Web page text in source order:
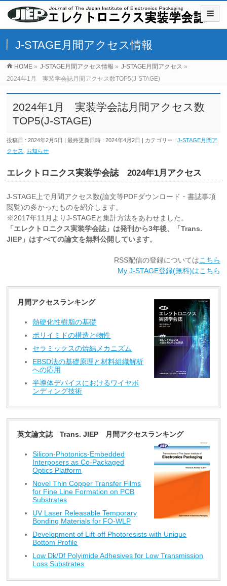
J-STAGE月間アクセス情報
HOME » J-STAGE月間アクセス情報 » J-STAGE月間アクセス »
2024年1月 実装学会誌月間アクセス数TOP5(J-STAGE)
2024年1月 実装学会誌月間アクセス数
TOP5(J-STAGE)
投稿日 : 2024年2月5日 最終更新日時 : 2024年4月2日 カテゴリー :J-STAGE月間ア
クセス
お知らせ
エレクトロニクス実装学会誌 2024年1月アクセス
J-STAGE上で月間アクセス数(論文等PDFダウンロード・書誌事項
閲覧)の多かったものを紹介します。
※2017年11月よりJ-STAGEと集計方法をあわせました。
「エレクトロニクス実装学会誌」は発刊から3年後、「Trans.
JIEP」はすべての論文を無料公開しています。
RSS配信の登録についてはこちら
My J-STAGE登録(無料)はこちら
月間アクセスランキング
熱硬化性樹脂の基礎
ポリイミドの構造と物性
セラミックスの焼結メカニズム
EBSD法の基礎原理と材料組織解析
への応用
半導体デバイスにおけるワイヤボ
ンディング技術
英文論文誌 Trans. JIEP 月間アクセスランキング
Silicon-Photonics-Embedded
Interposers as Co-Packaged
Optics Platform
Novel Thin Copper Transfer Films
for Fine Line Formation on PCB
Substrates
UV Laser Releasable Temporary
Bonding Materials for FO-WLP
Development of Lift-off Photoresists with Unique
Bottom Profile
Low Dk/Df Polyimide Adhesives for Low Transmission
Loss Substrates